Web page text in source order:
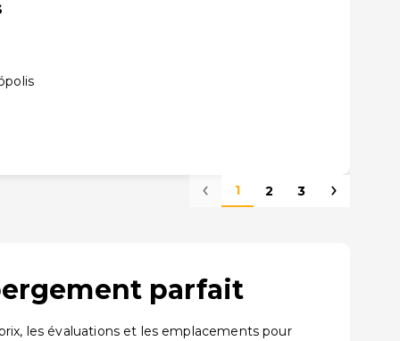
1 2 3
parfait
les évaluations et les emplacements pour